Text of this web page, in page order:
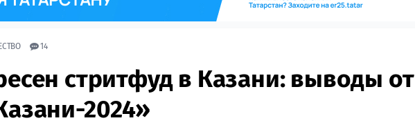
14
стритфуд в Казани: выводы от
2024»